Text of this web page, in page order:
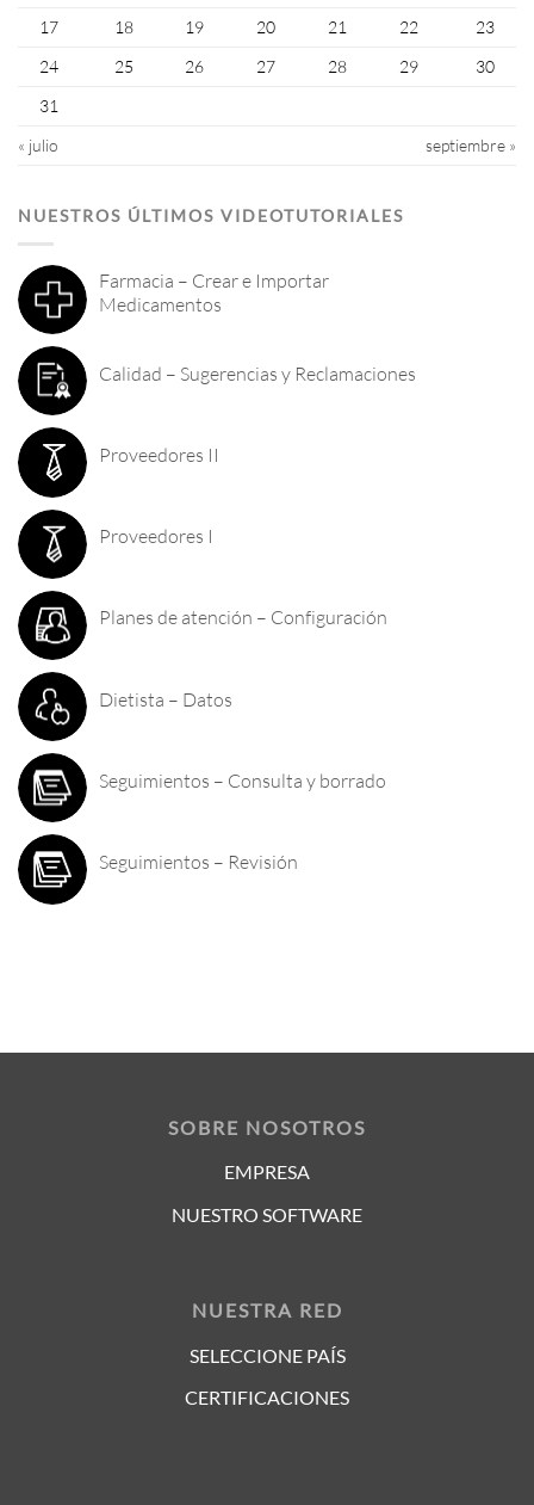
17
18 19 20 21 22
23
24
25 26 27 28 29
30
31
« julio
septiembre »
NUESTROS ÚLTIMOS VIDEOTUTORIALES
Farmacia – Crear e Importar
Medicamentos
Calidad – Sugerencias y Reclamaciones
Proveedores II
Proveedores I
Planes de atención – Configuración
Dietista – Datos
Seguimientos – Consulta y borrado
Seguimientos – Revisión
SOBRE NOSOTROS
EMPRESA
NUESTRO SOFTWARE
NUESTRA RED
SELECCIONE PAÍS
CERTIFICACIONES